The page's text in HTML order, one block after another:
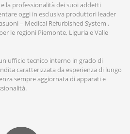
la professionalità dei suoi addetti
oggi in esclusiva produttori leader
– Medical Refurbished System ,
le regioni Piemonte, Liguria e Valle
ufficio tecnico interno in grado di
caratterizzata da esperienza di lungo
sempre aggiornata di apparati e